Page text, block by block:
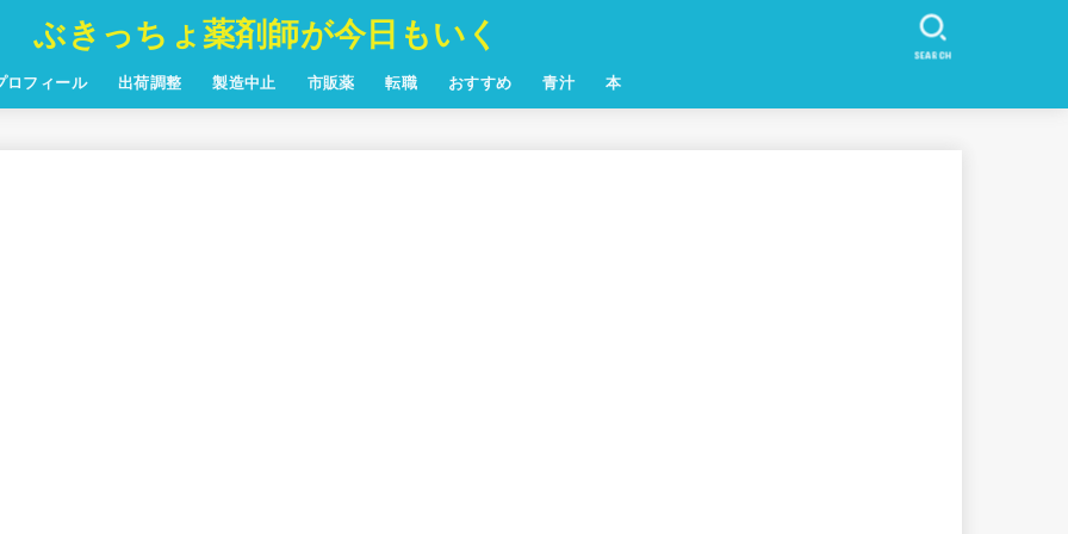
ぶきっちょ薬剤師が今日もいく
ロフィール 出荷調整 製造中止 市販薬 転職 おすすめ 青汁 本
SEARCH